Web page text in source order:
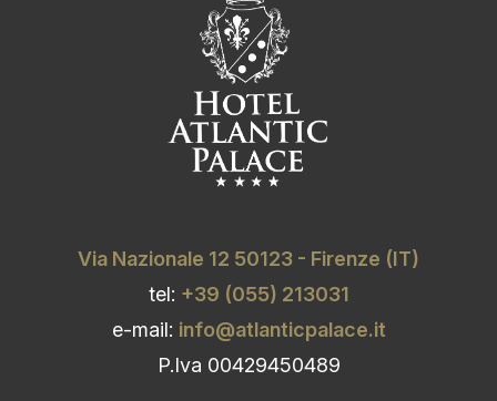
Via Nazionale 12 50123 - Firenze (IT)
tel: +39 (055) 213031
e-mail: info@atlanticpalace.it
P.Iva 00429450489